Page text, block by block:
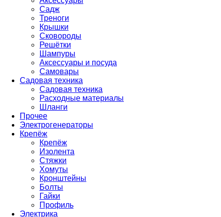
Садж
Треноги
Крышки
Сковороды
Решётки
Шампуры
Аксессуары и посуда
Самовары
Садовая техника
Садовая техника
Расходные материалы
Шланги
Прочее
Электрогенераторы
Крепёж
Крепёж
Изолента
Стяжки
Хомуты
Кронштейны
Болты
Гайки
Профиль
Электрика